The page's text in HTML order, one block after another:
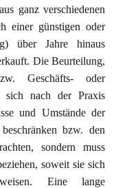
ganz verschiedenen
einer günstigen oder
über Jahre hinaus
Die Beurteilung,
Geschäfts- oder
sich nach der Praxis
und Umstände der
bzw. den
sondern muss
soweit sie sich
Eine lange